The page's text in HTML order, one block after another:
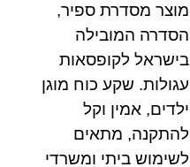
מוצר מסדרת ספיר,
הסדרה המובילה
בישראל לקופסאות
עגולות. שקע כוח מוגן
ילדים, אמין וקל
להתקנה, מתאים
לשימוש ביתי ומשרדי